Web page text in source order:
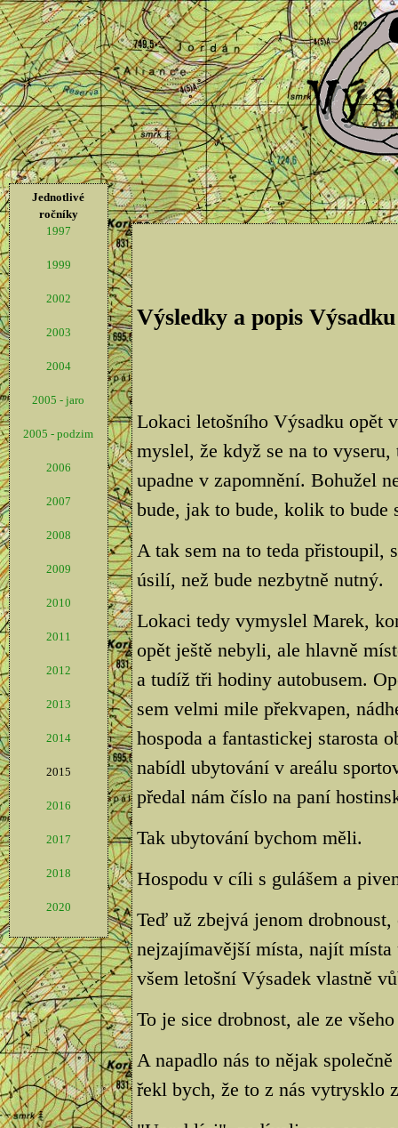
Jednotlivé
ročníky
1997
1999
2002
2003
2004
2005 - jaro
2005 - podzim
2006
2007
2008
2009
2010
2011
2012
2013
2014
2015
2016
2017
2018
2020
Výsledky a popis Výsadku
Lokaci letošního Výsadku opět
myslel, že když se na to
upadne v zapomnění. Bohužel
bude, jak to bude, kolik to bude
A tak sem na to teda přistoupil,
úsilí, než bude nezbytně nutný.
Lokaci tedy vymyslel Marek,
opět ještě nebyli, ale hlavně
a tudíž tři hodiny autobusem.
sem velmi mile překvapen,
hospoda a fantastickej starosta
nabídl ubytování v areálu
předal nám číslo na paní
Tak ubytování bychom měli.
Hospodu v cíli s gulášem a
Teď už zbejvá jenom
nejzajímavější místa, najít
všem letošní Výsadek vlastně
To je sice drobnost, ale ze
A napadlo nás to nějak
řekl bych, že to z nás vytrysklo